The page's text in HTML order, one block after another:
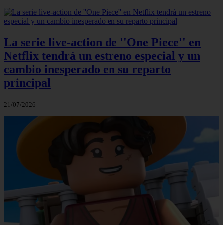
La serie live-action de ''One Piece'' en
Netflix tendrá un estreno especial y un
cambio inesperado en su reparto
principal
21/07/2026